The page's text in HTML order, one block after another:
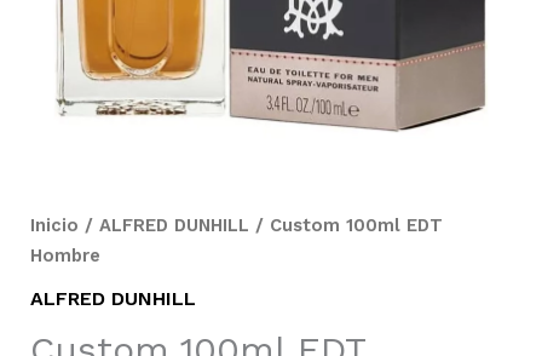
Inicio / ALFRED DUNHILL / Custom 100ml EDT
Hombre
ALFRED DUNHILL